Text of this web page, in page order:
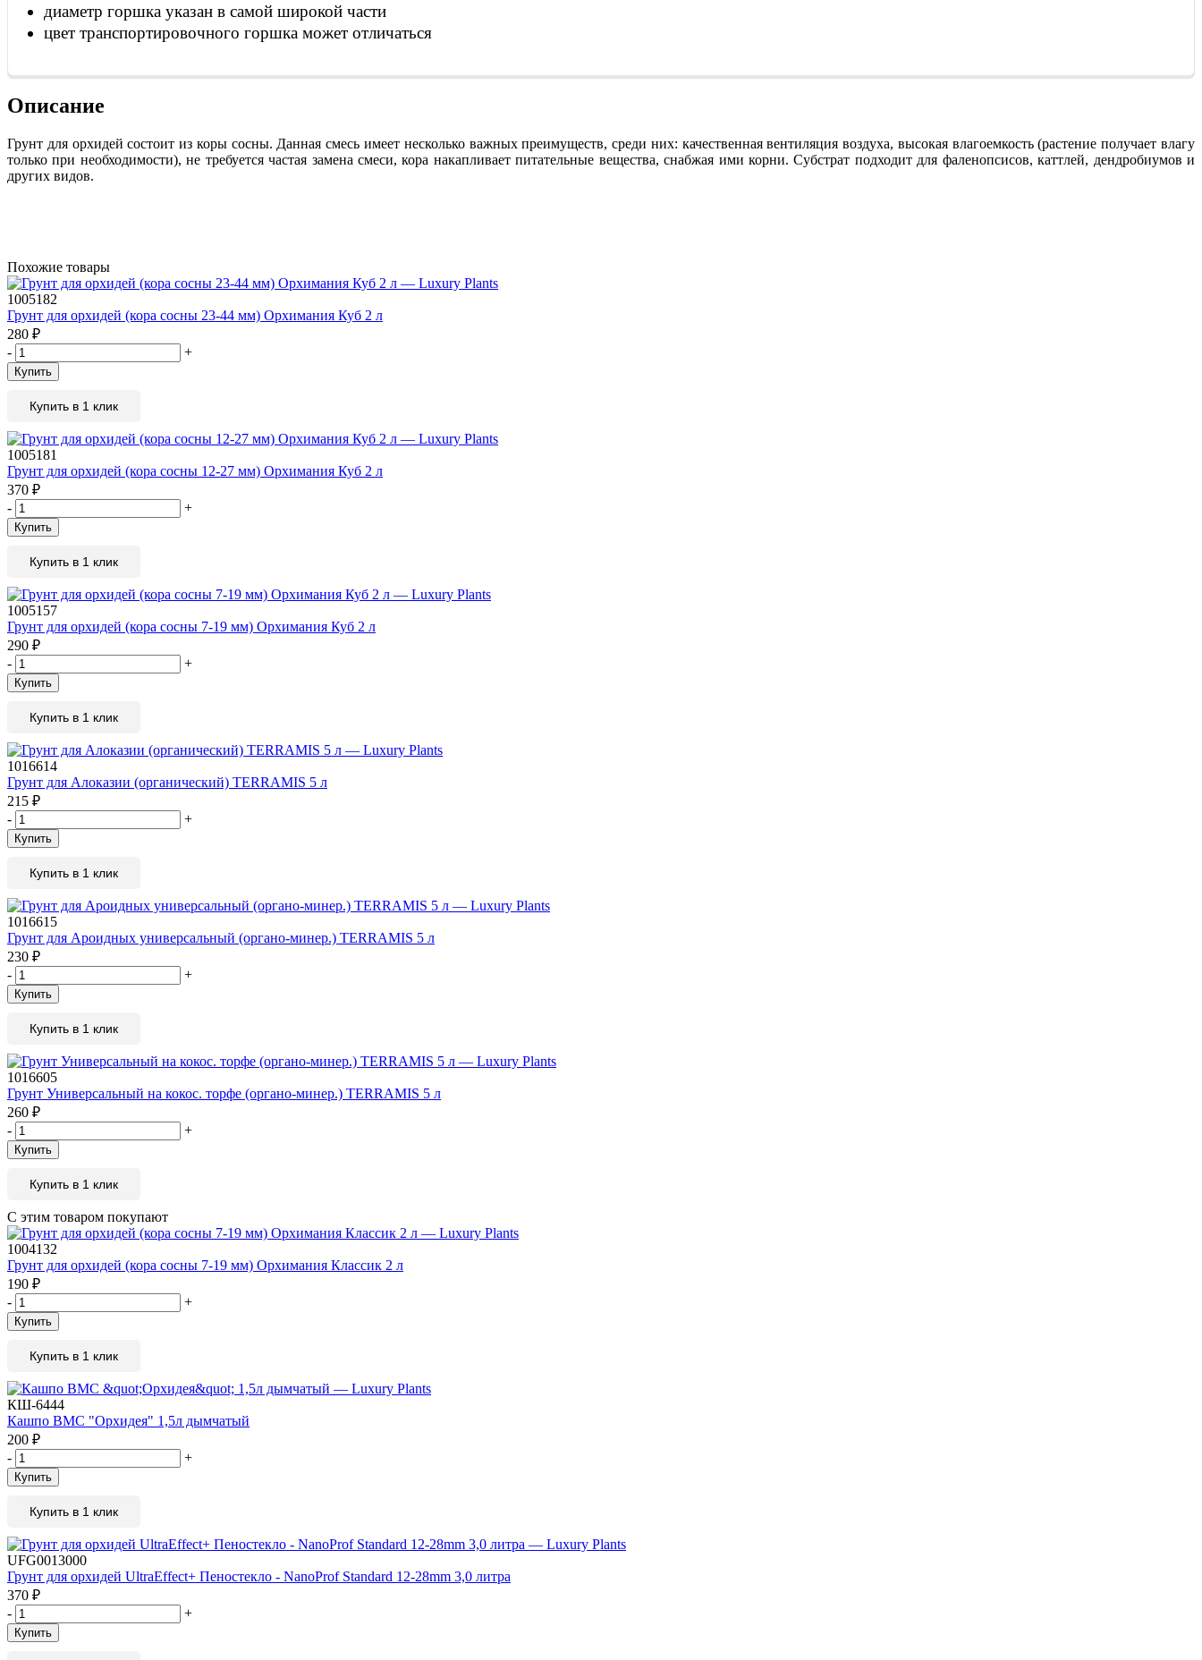
диаметр горшка указан в самой широкой части
цвет транспортировочного горшка может отличаться
Описание
Грунт для орхидей состоит из коры сосны. Данная смесь имеет несколько важных преимуществ, среди них: качественная вентиляция воздуха, высокая влагоемкость (растение получает влагу
только при необходимости), не требуется частая замена смеси, кора накапливает питательные вещества, снабжая ими корни. Субстрат подходит для фаленопсисов, каттлей, дендробиумов и
других видов.
Похожие товары
1005182
Грунт для орхидей (кора сосны 23-44 мм) Орхимания Куб 2 л
280 ₽
-
+
Купить
Купить в 1 клик
1005181
Грунт для орхидей (кора сосны 12-27 мм) Орхимания Куб 2 л
370 ₽
-
+
Купить
Купить в 1 клик
1005157
Грунт для орхидей (кора сосны 7-19 мм) Орхимания Куб 2 л
290 ₽
-
+
Купить
Купить в 1 клик
1016614
Грунт для Алоказии (органический) TERRAMIS 5 л
215 ₽
-
+
Купить
Купить в 1 клик
1016615
Грунт для Ароидных универсальный (органо-минер.) TERRAMIS 5 л
230 ₽
-
+
Купить
Купить в 1 клик
1016605
Грунт Универсальный на кокос. торфе (органо-минер.) TERRAMIS 5 л
260 ₽
-
+
Купить
Купить в 1 клик
С этим товаром покупают
1004132
Грунт для орхидей (кора сосны 7-19 мм) Орхимания Классик 2 л
190 ₽
-
+
Купить
Купить в 1 клик
КШ-6444
Кашпо BMC "Орхидея" 1,5л дымчатый
200 ₽
-
+
Купить
Купить в 1 клик
UFG0013000
Грунт для орхидей UltraEffect+ Пеностекло - NanoProf Standard 12-28mm 3,0 литра
370 ₽
-
+
Купить